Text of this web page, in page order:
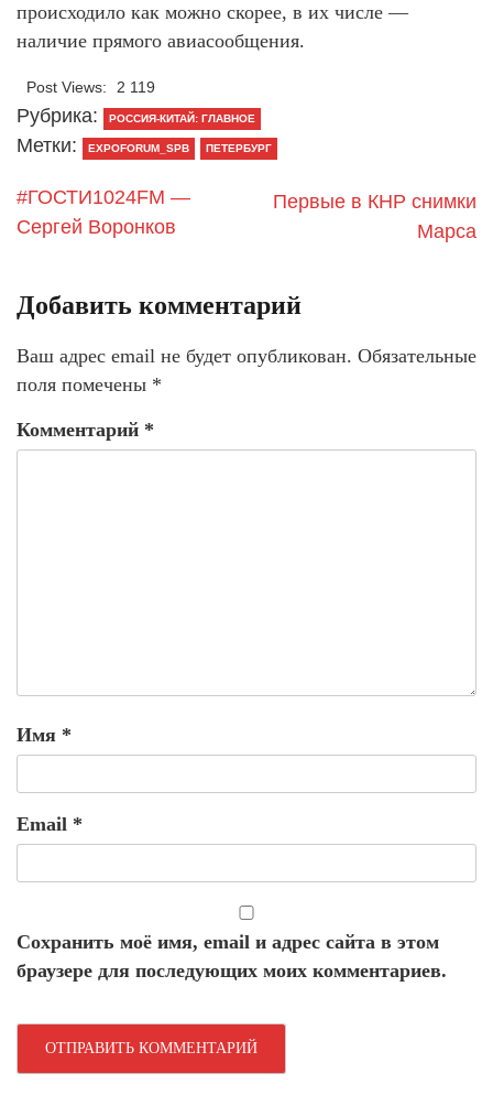
происходило как можно скорее, в их числе —
наличие прямого авиасообщения.
Post Views: 2 119
Рубрика: РОССИЯ-КИТАЙ: ГЛАВНОЕ
Метки: EXPOFORUM_SPB ПЕТЕРБУРГ
#ГОСТИ1024FM —
Сергей Воронков
Первые в КНР снимки
Марса
Добавить комментарий
Ваш адрес email не будет опубликован. Обязательные
поля помечены *
Комментарий *
Имя *
Email *
Сохранить моё имя, email и адрес сайта в этом
браузере для последующих моих комментариев.